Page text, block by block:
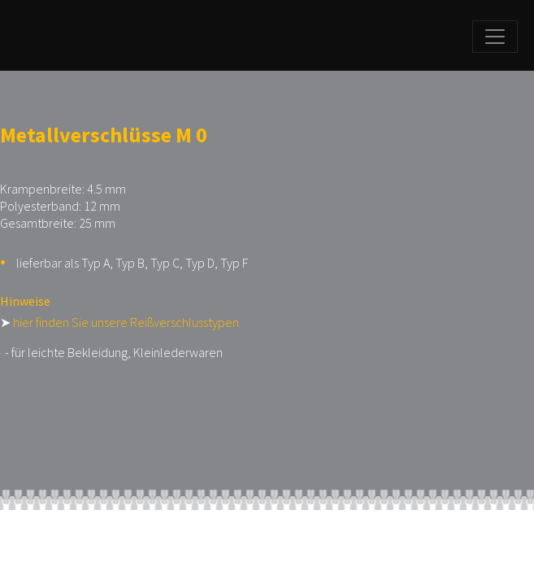
Metallverschlüsse M 0
Krampenbreite: 4.5 mm
Polyesterband: 12 mm
Gesamtbreite: 25 mm
lieferbar als Typ A, Typ B, Typ C, Typ D, Typ F
Hinweise
➤ hier finden Sie unsere Reißverschlusstypen
- für leichte Bekleidung, Kleinlederwaren